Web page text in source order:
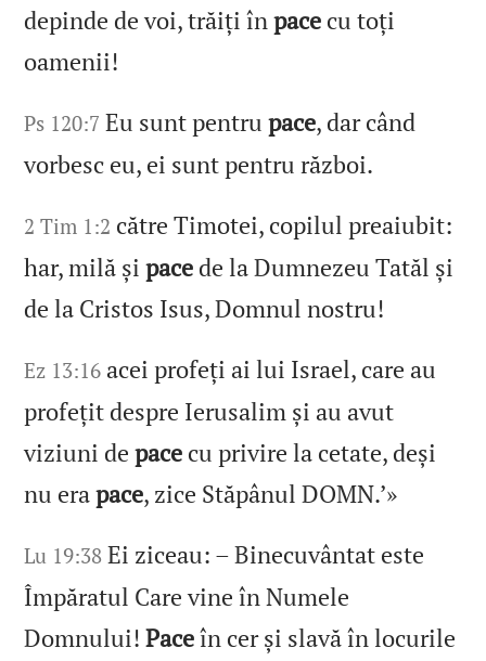
depinde de voi, trăiți înpace cu toți
oamenii!
Ps 120:7 Eu sunt pentrupace, dar când
vorbesc eu, ei sunt pentru război.
2 Tim 1:2 către Timotei, copilul preaiubit:
har, milă șipace de la Dumnezeu Tatăl și
de la Cristos Isus, Domnul nostru!
Ez 13:16 acei profeți ai lui Israel, care au
profețit despre Ierusalim și au avut
viziuni depace cu privire la cetate, deși
nu erapace, zice Stăpânul DOMN.’»
Lu 19:38 Ei ziceau: – Binecuvântat este
Împăratul Care vine în Numele
Domnului!Paceîn cer și slavă în locurile